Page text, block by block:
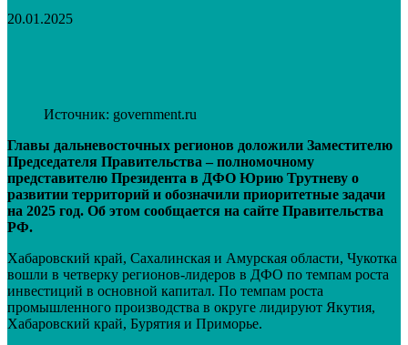
20.01.2025
Источник: government.ru
Главы дальневосточных регионов доложили Заместителю
Председателя Правительства – полномочному
представителю Президента в ДФО Юрию Трутневу о
развитии территорий и обозначили приоритетные задачи
на 2025 год. Об этом сообщается на сайте Правительства
РФ.
Хабаровский край, Сахалинская и Амурская области, Чукотка
вошли в четверку регионов-лидеров в ДФО по темпам роста
инвестиций в основной капитал. По темпам роста
промышленного производства в округе лидируют Якутия,
Хабаровский край, Бурятия и Приморье.